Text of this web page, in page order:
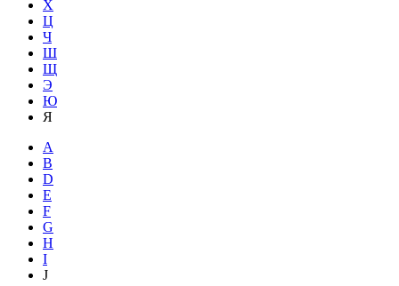
Х
Ц
Ч
Ш
Щ
Э
Ю
Я
A
B
D
E
F
G
H
I
J